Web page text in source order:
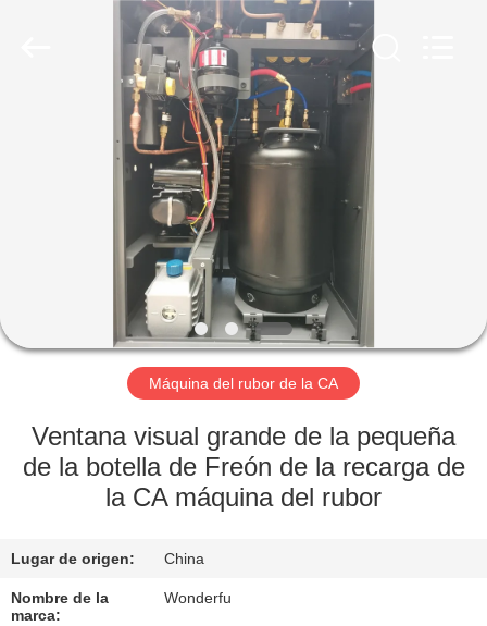
PRODUCTOS
NOSOTROS
VIAJE
LA
FÁBRICA
DE
CALIDAD
Máquina del rubor de la CA
Ventana visual grande de la pequeña
de la botella de Freón de la recarga de
la CA máquina del rubor
Lugar de origen: China
Nombre de la
marca:
Wonderfu